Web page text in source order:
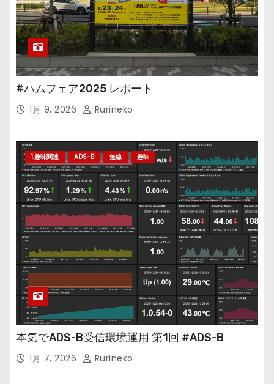
#ハムフェア2025 レポート
1月 9, 2026 Rurineko
1.趣味関連 ADS-B 無線 趣味
本気でADS-B受信環境運用 第1回 #ADS-B
1月 7, 2026 Rurineko